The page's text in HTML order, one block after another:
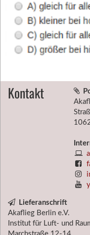
Kontakt
Lieferanschrift
Akaflieg Berlin e.V.
Institut für Luft- und